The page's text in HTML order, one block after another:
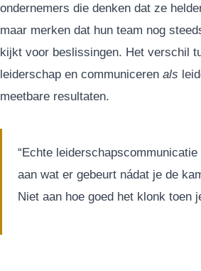
ondernemers die denken dat ze
maar merken dat hun team nog
kijkt voor beslissingen. Het verschil
leiderschap en communiceren als
meetbare resultaten.
“Echte
aan wat er gebeurt nádat je de
Niet aan hoe goed het klonk toen